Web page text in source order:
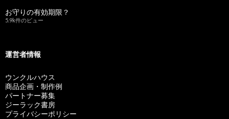
お守りの有効期限？
5.9k件のビュー
運営者情報
ウンクルハウス
商品企画・制作例
パートナー募集
ジーラック書房
プライバシーポリシー